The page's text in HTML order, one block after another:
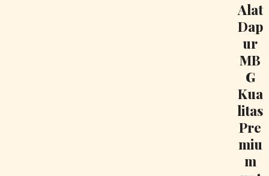
Alat
Dap
ur
MB
G
Kua
litas
Pre
miu
m